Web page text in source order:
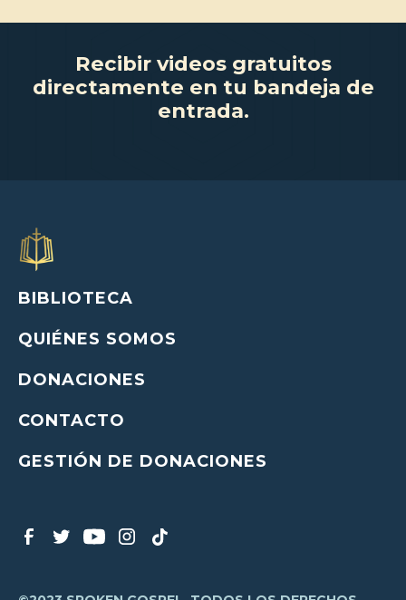
Recibir videos gratuitos
directamente en tu bandeja de
entrada.
BIBLIOTECA
QUIÉNES SOMOS
DONACIONES
CONTACTO
GESTIÓN DE DONACIONES